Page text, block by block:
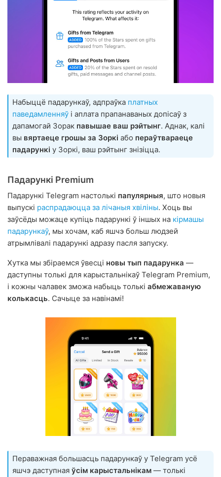
Набыццё падарункаў, адпраўка платных
паведамленняў і аплата прапанаваных допісаў з
дапамогай Зорак павышае ваш рэйтынг. Аднак, калі
вы вяртаеце грошы за Зоркі або пераўтвараеце
падарункі у Зоркі, ваш рэйтынг знізіцца.
Падарункі Premium
Падарункі Telegram настолькі папулярныя, што новыя
выпускі распрадаюцца за лічаныя хвіліны. Хоць вы
заўсёды можаце купіць падарункі ў іншых на кірмашы
падарункаў, мы хочам, каб яшчэ больш людзей
атрымлівалі падарункі адразу пасля запуску.
Хутка мы збіраемся ўвесці новы тып падарунка —
даступны толькі для карыстальнікаў Telegram Premium,
і кожны чалавек зможа набыць толькі абмежаваную
колькасць. Сачыце за навінамі!
Пераважная большасць падарункаў у Telegram усё
яшчэ даступная ўсім карыстальнікам — толькі